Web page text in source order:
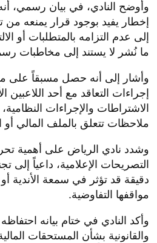
وأوضح النادي، في بيان رسمي،
إخطار يفيد بوجود قرار يمنعه من
إلى عدم التزامه بالمتطلبات أو
ما نُشر لا يستند إلى مخاطبات
وأشار إلى أنه حصل مسبقاً على
إجراءات التعاقد مع أحد اللاعبين
الاشتراطات والإجراءات
ملاحظات تتعلق بالملف المالي أو
وشدد نادي الرياض على أهمية
التصريحات الإعلامية، داعياً إلى
دقيقة قد تؤثر في سمعة الأندية
مواقفها التفاوضية.
وأكد النادي في ختام بيانه
والقانونية بشأن المستحقات